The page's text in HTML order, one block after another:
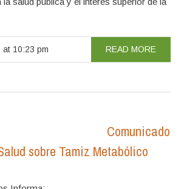
10:23 pm READ MORE
Comunicado
sobre Tamiz Metabólico